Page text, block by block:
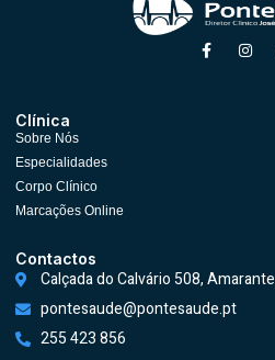
Clínica
Sobre Nós
Especialidades
Corpo Clínico
Marcações Online
Contactos
Calçada do Calvário 508, Amarante
pontesaude@pontesaude.pt
255 423 856